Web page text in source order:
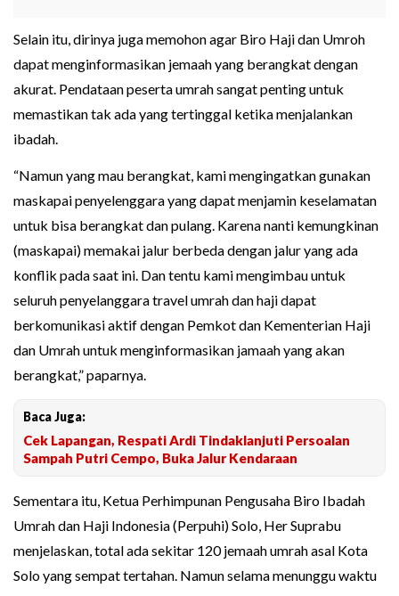
Selain itu, dirinya juga memohon agar Biro Haji dan Umroh
dapat menginformasikan jemaah yang berangkat dengan
akurat. Pendataan peserta umrah sangat penting untuk
memastikan tak ada yang tertinggal ketika menjalankan
ibadah.
“Namun yang mau berangkat, kami mengingatkan gunakan
maskapai penyelenggara yang dapat menjamin keselamatan
untuk bisa berangkat dan pulang. Karena nanti kemungkinan
(maskapai) memakai jalur berbeda dengan jalur yang ada
konflik pada saat ini. Dan tentu kami mengimbau untuk
seluruh penyelanggara travel umrah dan haji dapat
berkomunikasi aktif dengan Pemkot dan Kementerian Haji
dan Umrah untuk menginformasikan jamaah yang akan
berangkat,” paparnya.
Baca Juga:
Cek Lapangan, Respati Ardi Tindaklanjuti Persoalan
Sampah Putri Cempo, Buka Jalur Kendaraan
Sementara itu, Ketua Perhimpunan Pengusaha Biro Ibadah
Umrah dan Haji Indonesia (Perpuhi) Solo, Her Suprabu
menjelaskan, total ada sekitar 120 jemaah umrah asal Kota
Solo yang sempat tertahan. Namun selama menunggu waktu